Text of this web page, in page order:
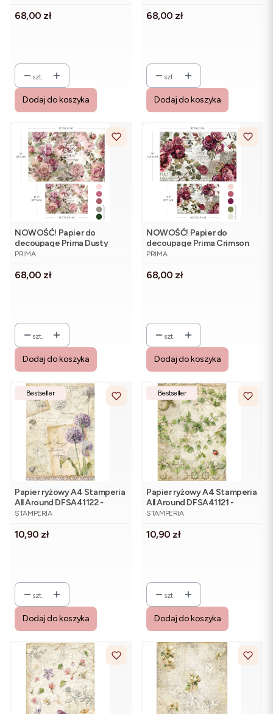
Cena
68,00 zł
szt.
Dodaj do koszyka
Cena
68,00 zł
szt.
Dodaj do koszyka
NOWOŚĆ! Papier do
decoupage Prima Dusty
Velvet Mauve - zestaw 2
PRODUCENT
PRIMA
Cena
68,00 zł
szt.
Dodaj do koszyka
NOWOŚĆ! Papier do
decoupage Prima Crimson
Elegance - zestaw 2 arkuszy
PRODUCENT
PRIMA
Cena
68,00 zł
szt.
Dodaj do koszyka
Bestseller
Papier ryżowy A4 Stamperia
All Around DFSA41122 -
czosnek, zapiski z zielnika
PRODUCENT
STAMPERIA
Cena
10,90 zł
szt.
Dodaj do koszyka
Bestseller
Papier ryżowy A4 Stamperia
All Around DFSA41121 -
pnącza bluszczu
PRODUCENT
STAMPERIA
Cena
10,90 zł
szt.
Dodaj do koszyka